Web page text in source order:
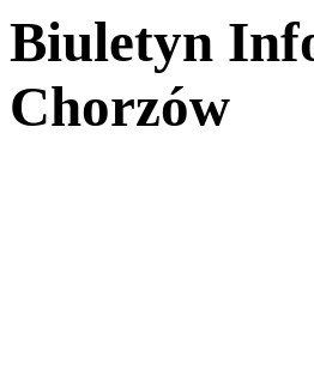
Biuletyn
Chorzów